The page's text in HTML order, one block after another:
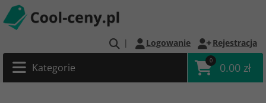
| Logowanie Rejestracja
Kategorie
0
0.00 zł